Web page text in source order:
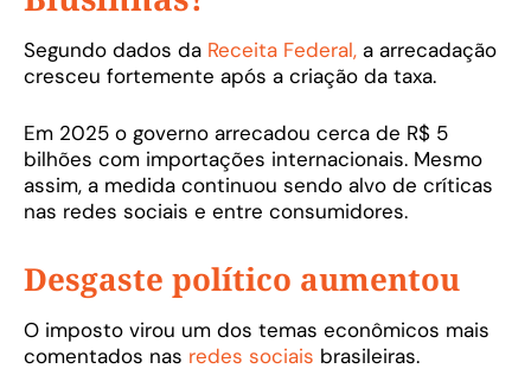
Segundo dados da Receita Federal, a arrecadação
cresceu fortemente após a criação da taxa.
Em 2025 o governo arrecadou cerca de R$ 5
bilhões com importações internacionais. Mesmo
assim, a medida continuou sendo alvo de críticas
nas redes sociais e entre consumidores.
Desgaste político aumentou
O imposto virou um dos temas econômicos mais
comentados nas redes sociais brasileiras.